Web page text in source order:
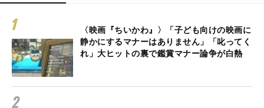
〈映画『ちいかわ』〉「子ども向けの映画に
静かにするマナーはありません」「叱ってく
れ」大ヒットの裏で鑑賞マナー論争が白熱